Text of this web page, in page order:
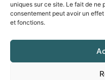
uniques sur ce site. Le fait de ne
consentement peut avoir un
et fonctions.
Une initiative de la